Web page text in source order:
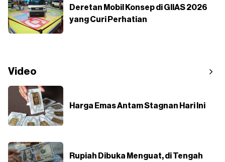
Deretan Mobil Konsep di GIIAS 2026
yang Curi Perhatian
Video
Harga Emas Antam Stagnan Hari Ini
Rupiah Dibuka Menguat, di Tengah